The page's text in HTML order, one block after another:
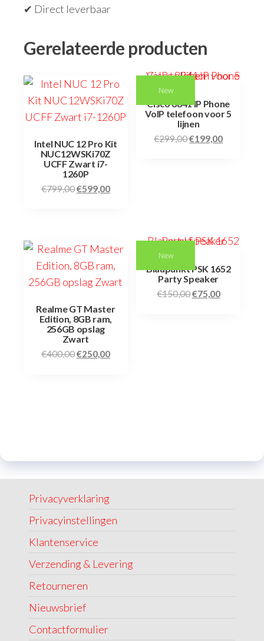
✔ Direct leverbaar
Gerelateerde producten
Intel NUC 12 Pro Kit
NUC12WSKi70Z
UCFF Zwart i7-
1260P
€799,00€599,00
New
Cisco 8841 IP Phone
VoIP telefoon voor 5
lijnen
€299,00€199,00
Realme GT Master
Edition, 8GB ram,
256GB opslag
Zwart
€400,00€250,00
New
Blaupunkt PSK 1652
Party Speaker
€150,00€75,00
Privacyverklaring
Privacyinstellingen
Klantenservice
Verzending & Levering
Retourneren
Nieuwsbrief
Contactformulier